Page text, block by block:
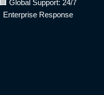
🏢 Global Support: 24/7
Enterprise Response